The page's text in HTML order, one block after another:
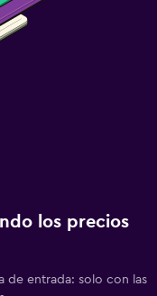
los precios
de entrada: solo con las